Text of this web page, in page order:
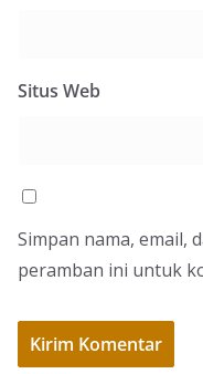
Situs Web
Simpan nama, email,
peramban ini untuk